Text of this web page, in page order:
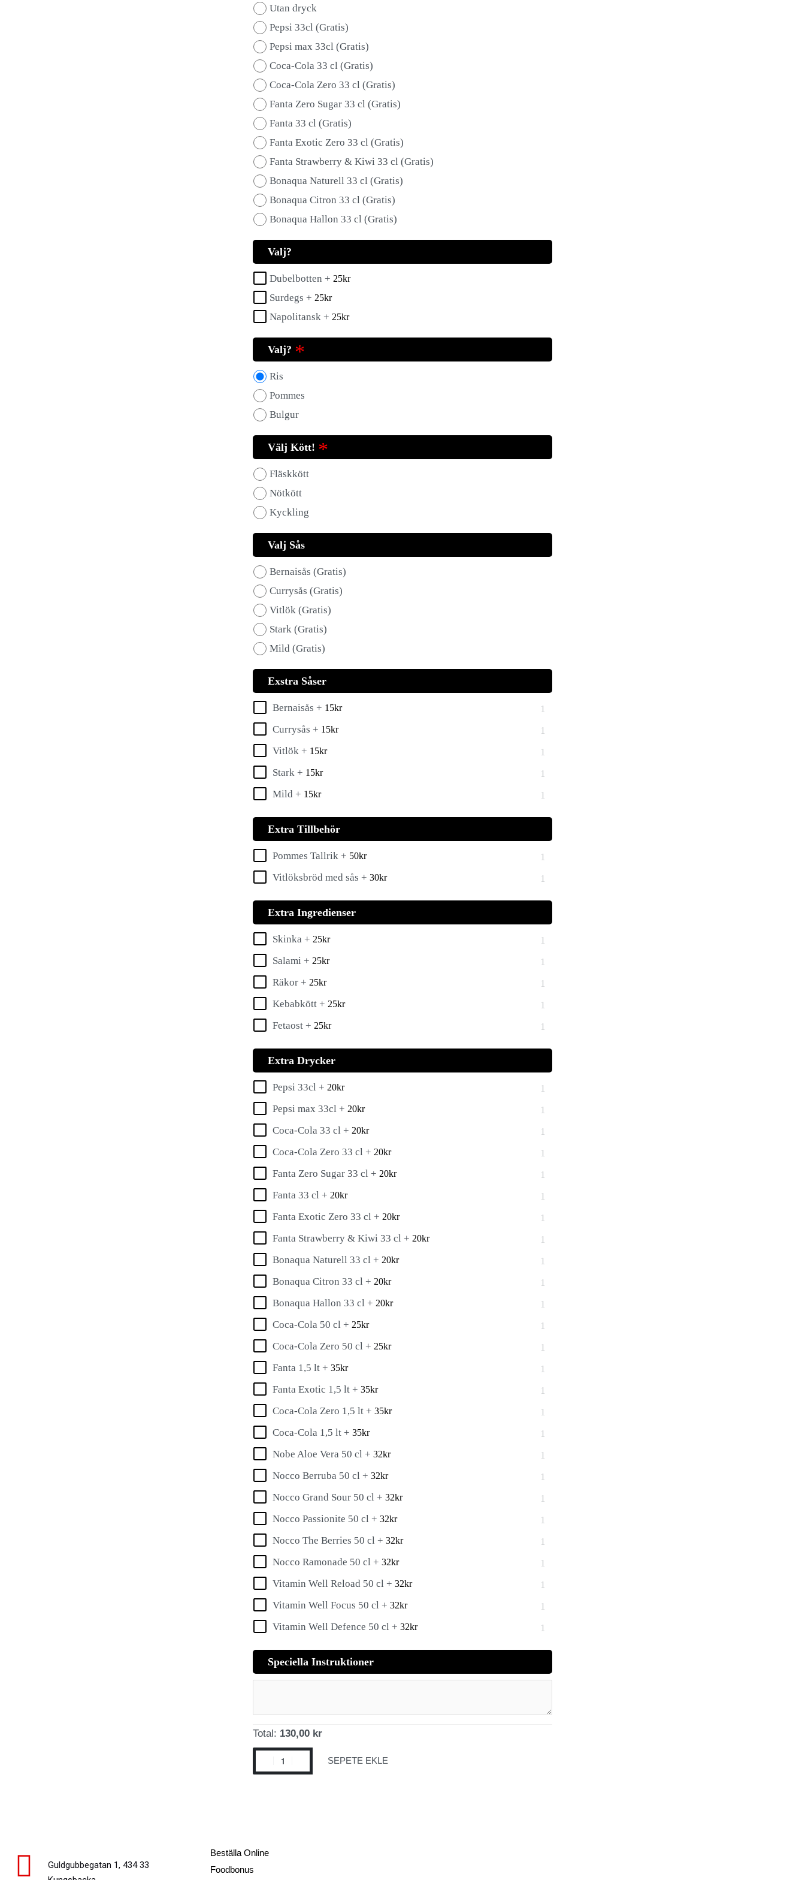
Utan dryck
Pepsi 33cl (Gratis)
Pepsi max 33cl (Gratis)
Coca-Cola 33 cl (Gratis)
Coca-Cola Zero 33 cl (Gratis)
Fanta Zero Sugar 33 cl (Gratis)
Fanta 33 cl (Gratis)
Fanta Exotic Zero 33 cl (Gratis)
Fanta Strawberry & Kiwi 33 cl (Gratis)
Bonaqua Naturell 33 cl (Gratis)
Bonaqua Citron 33 cl (Gratis)
Bonaqua Hallon 33 cl (Gratis)
Valj?
Dubelbotten + 25kr
Surdegs + 25kr
Napolitansk + 25kr
Valj?
Ris
Pommes
Bulgur
Välj Kött!
Fläskkött
Nötkött
Kyckling
Valj Sås
Bernaisås (Gratis)
Currysås (Gratis)
Vitlök (Gratis)
Stark (Gratis)
Mild (Gratis)
Exstra Såser
Bernaisås + 15kr
Currysås + 15kr
Vitlök + 15kr
Stark + 15kr
Mild + 15kr
Extra Tillbehör
Pommes Tallrik + 50kr
Vitlöksbröd med sås + 30kr
Extra Ingredienser
Skinka + 25kr
Salami + 25kr
Räkor + 25kr
Kebabkött + 25kr
Fetaost + 25kr
Extra Drycker
Pepsi 33cl + 20kr
Pepsi max 33cl + 20kr
Coca-Cola 33 cl + 20kr
Coca-Cola Zero 33 cl + 20kr
Fanta Zero Sugar 33 cl + 20kr
Fanta 33 cl + 20kr
Fanta Exotic Zero 33 cl + 20kr
Fanta Strawberry & Kiwi 33 cl + 20kr
Bonaqua Naturell 33 cl + 20kr
Bonaqua Citron 33 cl + 20kr
Bonaqua Hallon 33 cl + 20kr
Coca-Cola 50 cl + 25kr
Coca-Cola Zero 50 cl + 25kr
Fanta 1,5 lt + 35kr
Fanta Exotic 1,5 lt + 35kr
Coca-Cola Zero 1,5 lt + 35kr
Coca-Cola 1,5 lt + 35kr
Nobe Aloe Vera 50 cl + 32kr
Nocco Berruba 50 cl + 32kr
Nocco Grand Sour 50 cl + 32kr
Nocco Passionite 50 cl + 32kr
Nocco The Berries 50 cl + 32kr
Nocco Ramonade 50 cl + 32kr
Vitamin Well Reload 50 cl + 32kr
Vitamin Well Focus 50 cl + 32kr
Vitamin Well Defence 50 cl + 32kr
Speciella Instruktioner
Total: 130,00 kr
SEPETE EKLE
Guldgubbegatan 1, 434 33
Beställa Online
Foodbonus